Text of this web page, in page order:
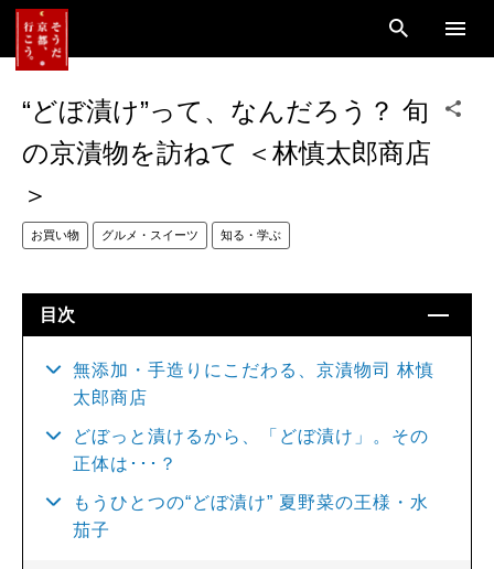
“どぼ漬け”って、なんだろう？ 旬
の京漬物を訪ねて ＜林慎太郎商店
＞
お買い物 グルメ・スイーツ 知る・学ぶ
目次
無添加・手造りにこだわる、京漬物司 林慎
太郎商店
どぼっと漬けるから、「どぼ漬け」。その
正体は･･･？
もうひとつの“どぼ漬け” 夏野菜の王様・水
茄子